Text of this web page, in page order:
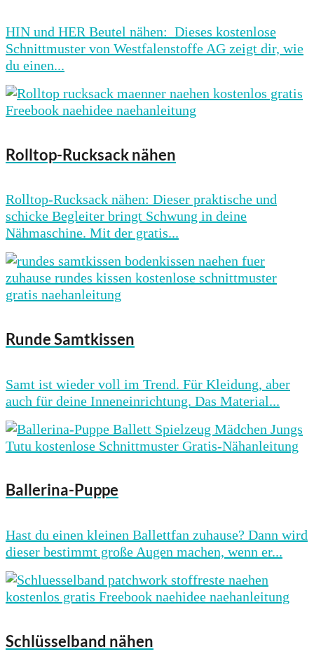
HIN und HER Beutel nähen: Dieses kostenlose
Schnittmuster von Westfalenstoffe AG zeigt dir, wie
du einen...
Rolltop-Rucksack nähen
Rolltop-Rucksack nähen: Dieser praktische und
schicke Begleiter bringt Schwung in deine
Nähmaschine. Mit der gratis...
Runde Samtkissen
Samt ist wieder voll im Trend. Für Kleidung, aber
auch für deine Inneneinrichtung. Das Material...
Ballerina-Puppe
Hast du einen kleinen Ballettfan zuhause? Dann wird
dieser bestimmt große Augen machen, wenn er...
Schlüsselband nähen